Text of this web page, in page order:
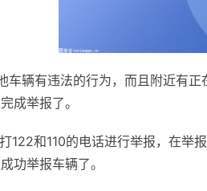
车辆有违法的行为，而且附近有正
成举报了。
122和110的电话进行举报，在举
功举报车辆了。